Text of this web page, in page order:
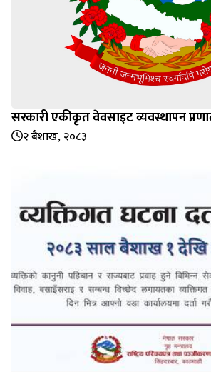
सरकारी एकीकृत वेवसाइट व्यवस्थापन
२ बैशाख, २०८३